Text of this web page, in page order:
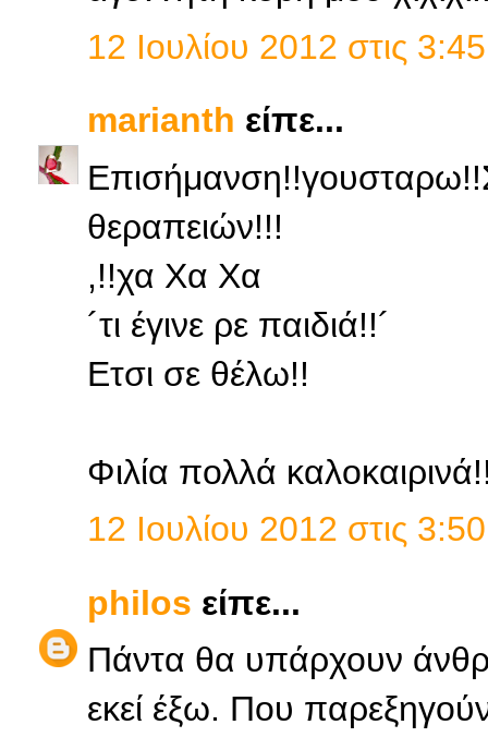
12 Ιουλίου 2012 στις
marianth είπε...
θεραπειών!!!
,!!χα Χα Χα
´τι έγινε ρε παιδιά!!´
Ετσι σε θέλω!!
Φιλία πολλά
12 Ιουλίου 2012 στις
philos είπε...
Πάντα θα υπάρχουν
εκεί έξω. Που